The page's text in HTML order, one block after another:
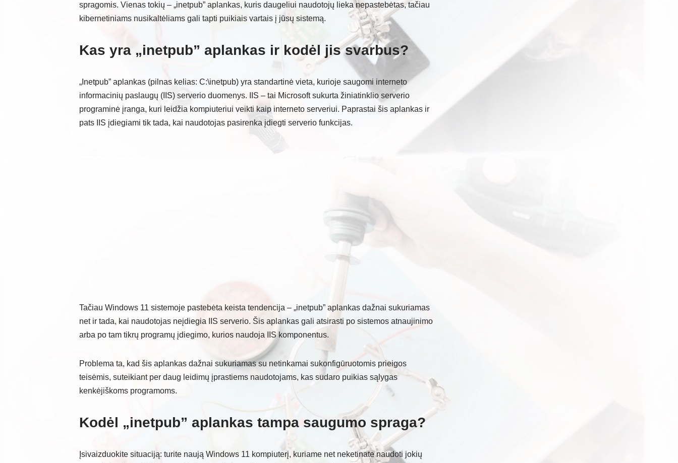
spragomis. Vienas tokių – „inetpub” aplankas, kuris daugeliui naudotojų lieka nepastebėtas, tačiau
kibernetiniams nusikaltėliams gali tapti puikiais vartais į jūsų sistemą.
Kas yra „inetpub” aplankas ir kodėl jis svarbus?
„Inetpub” aplankas (pilnas kelias: C:\inetpub) yra standartinė vieta, kurioje saugomi interneto
informacinių paslaugų (IIS) serverio duomenys. IIS – tai Microsoft sukurta žiniatinklio serverio
programinė įranga, kuri leidžia kompiuteriui veikti kaip interneto serveriui. Paprastai šis aplankas ir
pats IIS įdiegiami tik tada, kai naudotojas pasirenka įdiegti serverio funkcijas.
Tačiau Windows 11 sistemoje pastebėta keista tendencija – „inetpub” aplankas dažnai sukuriamas
net ir tada, kai naudotojas neįdiegia IIS serverio. Šis aplankas gali atsirasti po sistemos atnaujinimo
arba po tam tikrų programų įdiegimo, kurios naudoja IIS komponentus.
Problema ta, kad šis aplankas dažnai sukuriamas su netinkamai sukonfigūruotomis prieigos
teisėmis, suteikiant per daug leidimų įprastiems naudotojams, kas sudaro puikias sąlygas
kenkėjiškoms programoms.
Kodėl „inetpub” aplankas tampa saugumo spraga?
Įsivaizduokite situaciją: turite naują Windows 11 kompiuterį, kuriame net neketinate naudoti jokių